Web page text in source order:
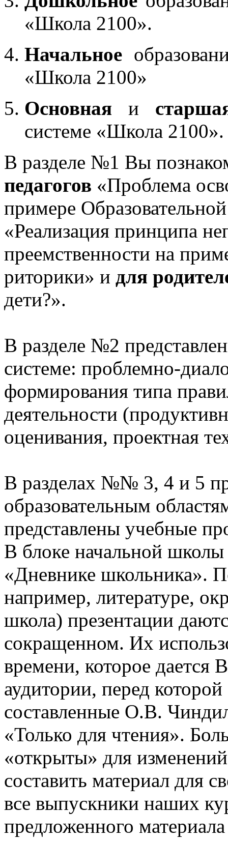
«Школа 2100».
Начальное
«Школа 2100»
Основная и
системе «Школа 2100».
В разделе №1 Вы
педагогов «Проблема
примере
«Реализация принципа
преемственности на
риторики» и для
дети?».
В разделе №2
системе: проблемно-
формирования типа
деятельности
оценивания, проектная
В разделах №№ 3, 4 и 5
образовательным
представлены учебные
В блоке начальной
«Дневнике школьника».
например, литературе,
школа) презентации
сокращенном. Их
времени, которое дается
аудитории, перед
составленные О.В.
«Только для чтения».
«открыты» для
составить материал для
все выпускники наших
предложенного